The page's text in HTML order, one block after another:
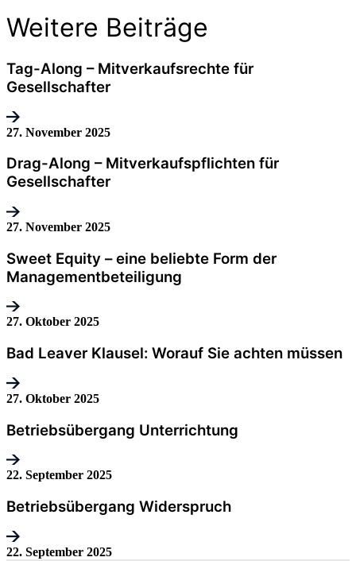
Weitere Beiträge
Tag-Along – Mitverkaufsrechte für
Gesellschafter
27. November 2025
Drag-Along – Mitverkaufspflichten für
Gesellschafter
27. November 2025
Sweet Equity – eine beliebte Form der
Managementbeteiligung
27. Oktober 2025
Bad Leaver Klausel: Worauf Sie achten müssen
27. Oktober 2025
Betriebsübergang Unterrichtung
22. September 2025
Betriebsübergang Widerspruch
22. September 2025